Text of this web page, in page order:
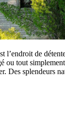
l’endroit de
ou tout
Des splendeurs